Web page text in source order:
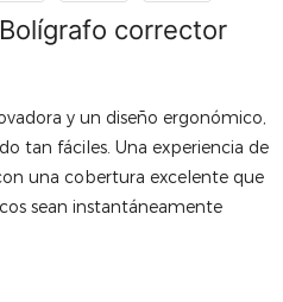
corrector
y un diseño ergonómico,
tan fáciles. Una experiencia de
una cobertura excelente que
sean instantáneamente